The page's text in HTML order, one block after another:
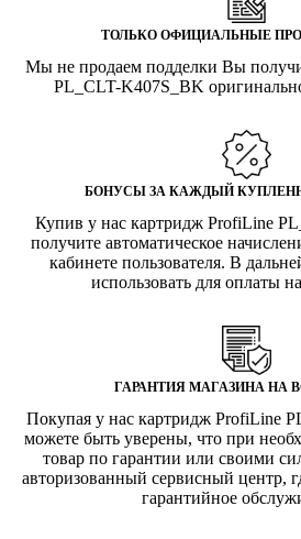
ТОЛЬКО ОФИЦИАЛЬНЫЕ
Мы не продаем подделки Вы
PL_CLT-K407S_BK
БОНУСЫ ЗА КАЖДЫЙ
Купив у нас картридж ProfiLine
получите автоматическое
кабинете пользователя. В
использовать для оплаты
ГАРАНТИЯ МАГАЗИНА НА
Покупая у нас картридж ProfiLine
можете быть уверены, что при
товар по гарантии или своими
авторизованный сервисный центр,
гарантийное